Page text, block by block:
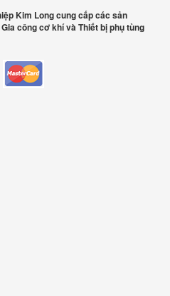
Kim Long cung cấp các sản
công cơ khí và Thiết bị phụ tùng